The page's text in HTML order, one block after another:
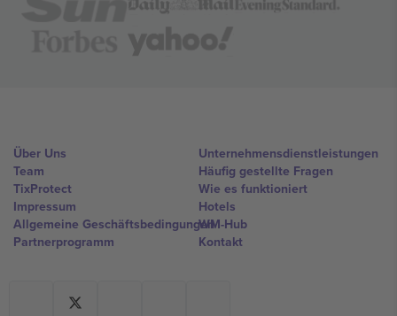
Über Uns
Team
TixProtect
Impressum
Allgemeine Geschäftsbedingungen
Partnerprogramm
Unternehmensdienstleistungen
Häufig gestellte Fragen
Wie es funktioniert
Hotels
WM-Hub
Kontakt